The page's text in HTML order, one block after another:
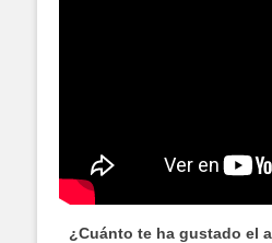
¿Cuánto te ha gustado el